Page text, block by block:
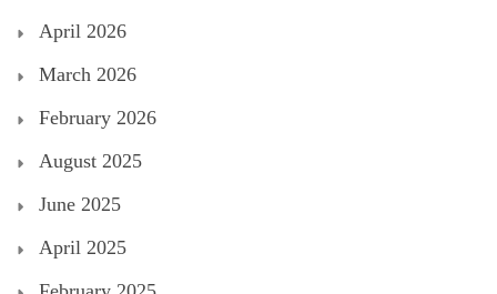
April 2026
March 2026
February 2026
August 2025
June 2025
April 2025